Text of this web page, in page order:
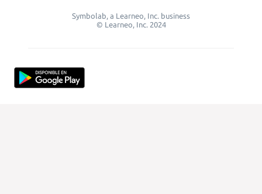
Symbolab, a Learneo, Inc. business
© Learneo, Inc. 2024